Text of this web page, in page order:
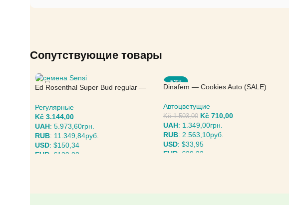
Сопутствующие товары
Ed Rosenthal Super Bud regular —
Регулярные
Kč 3.144,00
UAH: 5.973,60грн.
RUB: 11.349,84руб.
USD: $150,34
EUR €129,88
-53%
Dinafem — Cookies Auto (SALE)
Автоцветущие
Kč1.503,00 Kč710,00
UAH: 1.349,00грн.
RUB: 2.563,10руб.
USD: $33,95
EUR: €29,33